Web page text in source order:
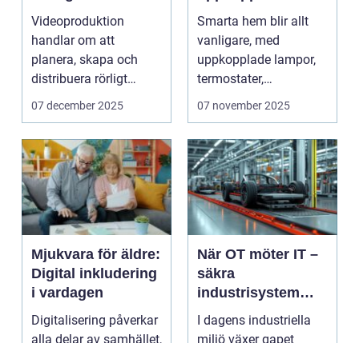
Videoproduktion
handlar om att
planera, skapa och
distribuera rörligt
innehåll som fö...
07 december 2025
Smarta hem blir allt
vanligare, med
uppkopplade lampor,
termostater,
säkerhetskameror och
07 november 2025
Mjukvara för äldre:
Digital inkludering
i vardagen
Digitalisering påverkar
alla delar av samhället,
När OT möter IT –
säkra
industrisystem
utan att stoppa
produktionen
I dagens industriella
miljö växer gapet